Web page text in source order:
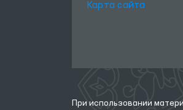
Карта сайта
При использовании